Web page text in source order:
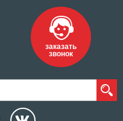
заказать
звонок